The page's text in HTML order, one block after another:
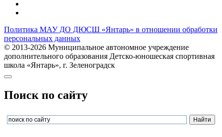
Политика МАУ ДО ДЮСШ «Янтарь» в отношении обработки
персональных данных
© 2013-2026 Муниципальное автономное учреждение
дополнительного образования Детско-юношеская спортивная
школа «Янтарь», г. Зеленоградск
Поиск по сайту